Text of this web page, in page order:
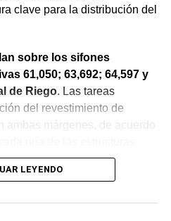
clave para la distribución del
sobre los sifones
61,050; 63,692; 64,597 y
de Riego. Las tareas
del revestimiento de
ambas márgenes, de acuerdo
de losas deterioradas, la
nuevo revestimiento de
LEYENDO